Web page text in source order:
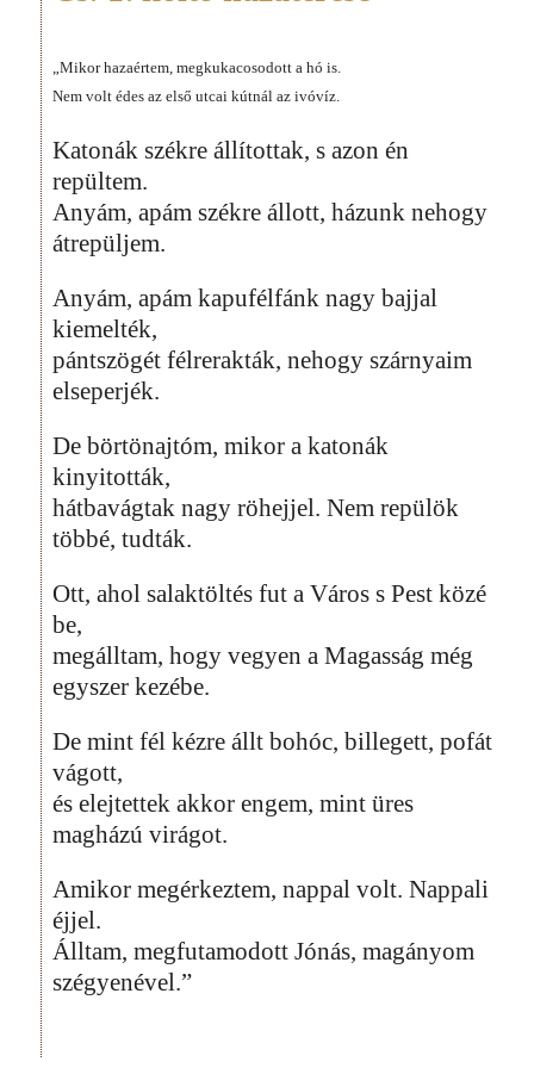
„Mikor hazaértem, megkukacosodott a hó is.
Nem volt édes az első utcai kútnál az ivóvíz.
Katonák székre állítottak, s azon én
repültem.
Anyám, apám székre állott, házunk nehogy
átrepüljem.
Anyám, apám kapufélfánk nagy bajjal
kiemelték,
pántszögét félrerakták, nehogy szárnyaim
elseperjék.
De börtönajtóm, mikor a katonák
kinyitották,
hátbavágtak nagy röhejjel. Nem repülök
többé, tudták.
Ott, ahol salaktöltés fut a Város s Pest közé
be,
megálltam, hogy vegyen a Magasság még
egyszer kezébe.
De mint fél kézre állt bohóc, billegett, pofát
vágott,
és elejtettek akkor engem, mint üres
magházú virágot.
Amikor megérkeztem, nappal volt. Nappali
éjjel.
Álltam, megfutamodott Jónás, magányom
szégyenével.”